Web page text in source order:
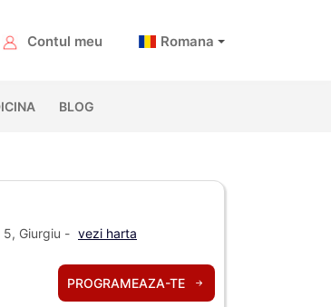
Contul meu Romana
BLOG
5, Giurgiu - vezi harta
PROGRAMEAZA-TE